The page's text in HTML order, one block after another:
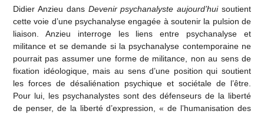
Didier Anzieu dans Devenir psychanalyste aujourd’huisoutient
cette voie d’une psychanalyse engagée à soutenir la pulsion de
liaison. Anzieu interroge les liens entre psychanalyse et
militance et se demande si la psychanalyse contemporaine ne
pourrait pas assumer une forme de militance, non au sens de
fixation idéologique, mais au sens d’une position qui soutient
les forces de désaliénation psychique et sociétale de l’être.
Pour lui, les psychanalystes sont des défenseurs de la liberté
de penser, de la liberté d’expression, « de l’humanisation des